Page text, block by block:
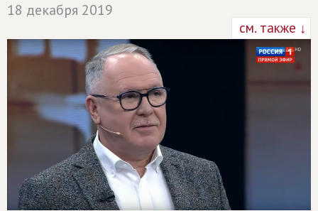
18 декабря 2019
см. также ↓